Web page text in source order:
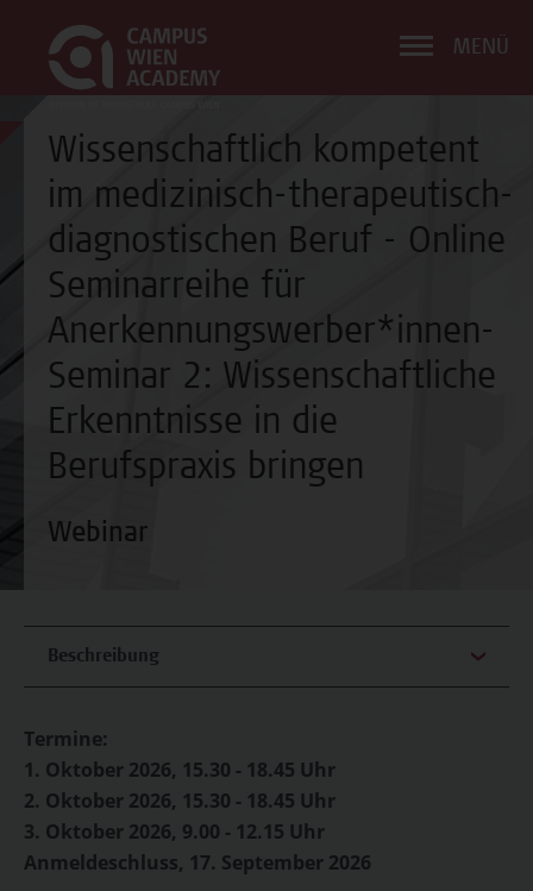
MENÜ
Wissenschaftlich kompetent
im medizinisch-therapeutisch-
diagnostischen Beruf - Online
Seminarreihe für
Anerkennungswerber*innen-
Seminar 2: Wissenschaftliche
Erkenntnisse in die
Berufspraxis bringen
Webinar
Beschreibung
Termine:
1. Oktober 2026, 15.30 - 18.45 Uhr
2. Oktober 2026, 15.30 - 18.45 Uhr
3. Oktober 2026, 9.00 - 12.15 Uhr
Anmeldeschluss, 17. September 2026